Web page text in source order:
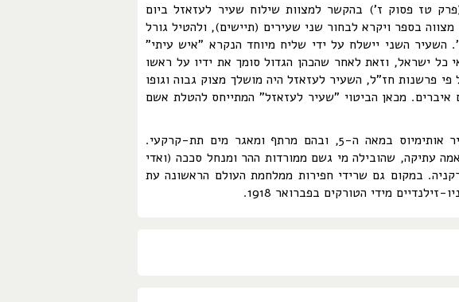
טז פסוק ז') בהקשר למצוות שילוח שעיר לעזאזל ביום
בספר ויקרא לבחור שני שעירים (תיישים), ולהטיל גורל
השעיר השני יישלח על ידי שליח מיוחד הנקרא "איש עיתי"
ישראל, וזאת לאחר שהכהן הגדול סומך את ידיו על ראשו
פרשנות חז"ל, השעיר לעזאזל היה מושלך מצוק גבוה וגופו
מכאן הביטוי "שעיר לעזאזל" המתייחס להטלת אשם
על ג'בל מונטאר שרידי מנזר שבנה הנזיר אותימיוס במאה ה-5, ובהם מרתף ומאגר מים תת-קרקעי.
עתיקה, שהובילה מי גשם ממורדות ההר ומנחל סככה (ואדי
במקום גם שרידי חפירות ממלחמת העולם הראשונה עת
מידי הטורקים בפברואר 1918.